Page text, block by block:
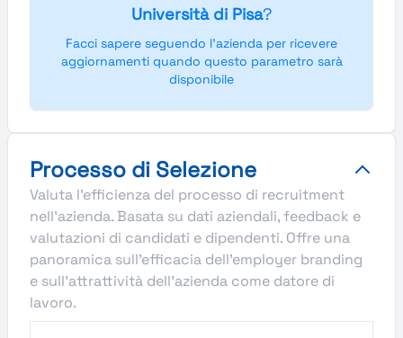
Università di Pisa?
Facci sapere seguendo l'azienda per ricevere
aggiornamenti quando questo parametro sarà
disponibile
Processo di Selezione
Valuta l'efficienza del processo di recruitment
nell'azienda. Basata su dati aziendali, feedback e
valutazioni di candidati e dipendenti. Offre una
panoramica sull'efficacia dell'employer branding
e sull'attrattività dell'azienda come datore di
lavoro.